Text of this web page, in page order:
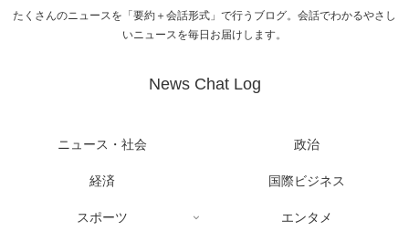
たくさんのニュースを「要約＋会話形式」で行うブログ。会話でわかるやさし
いニュースを毎日お届けします。
News Chat Log
ニュース・社会 政治
経済 国際ビジネス
スポーツ エンタメ